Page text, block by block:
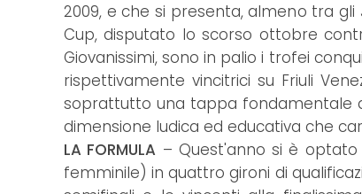
2009, e che si presenta, almeno tra
Cup, disputato lo scorso ottobre
Giovanissimi, sono in palio i trofei
rispettivamente vincitrici su Friuli
soprattutto una tappa fondamentale
dimensione ludica ed educativa che
LA FORMULA – Quest'anno si è
femminile) in quattro gironi di